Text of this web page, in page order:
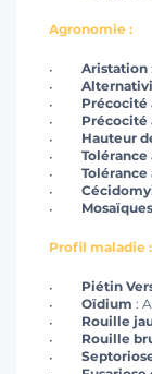
Agronomie :
Aristation
Précocité
Précocité
Hauteur
Tolérance
Mosaïques
Profil maladie :
Piétin
Oïdium :
Rouille
Rouille